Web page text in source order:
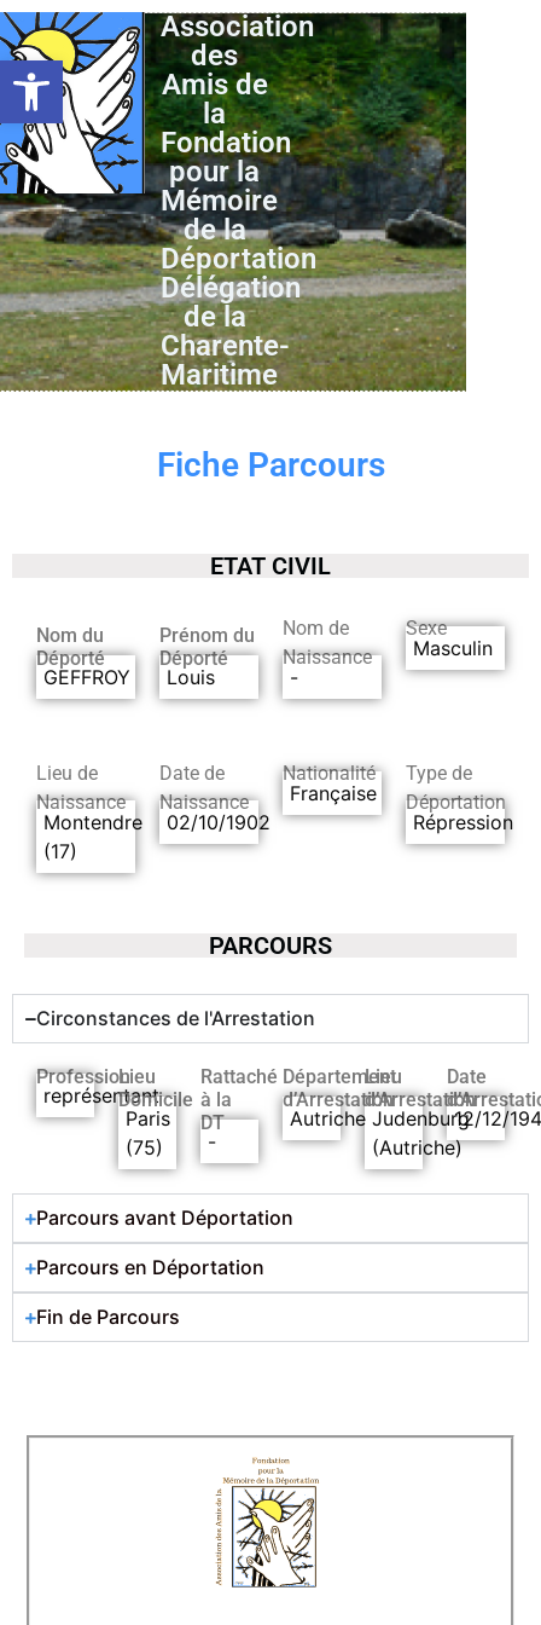
Ouvrir la barre d’outils
Association
des
Amis de
la
Fondation
pour la
Mémoire
de la
Déportation
Délégation
de la
Charente-
Maritime
Fiche Parcours
ETAT CIVIL
Nom du
Déporté
GEFFROY
Prénom du
Déporté
Louis
Nom de
Naissance
-
Sexe
Masculin
Lieu de
Naissance
Montendre
(17)
Date de
Naissance
02/10/1902
Nationalité
Française
Type de
Déportation
Répression
PARCOURS
Circonstances de l'Arrestation
Profession
représentant
Lieu
Domicile
Paris
(75)
Rattaché
à la
DT
-
Département
d’Arrestation
Autriche
Lieu
d’Arrestation
Judenburg
(Autriche)
Date
12/12/
Parcours avant Déportation
Parcours en Déportation
Fin de Parcours